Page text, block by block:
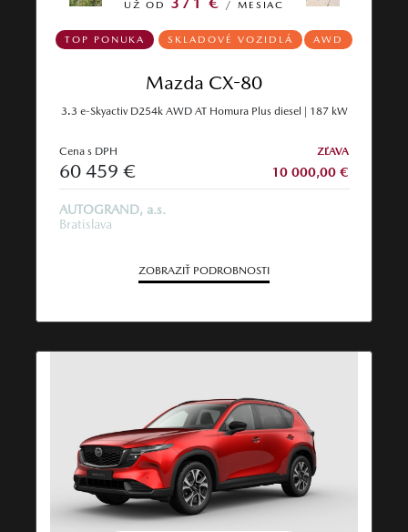
UŽ OD / MESIAC
TOP PONUKA SKLADOVÉ VOZIDLÁ AWD
Mazda CX-80
3.3 e-Skyactiv D254k AWD AT Homura Plus diesel | 187 kW
Cena s DPH
60 459 €
ZĽAVA
10 000,00 €
AUTOGRAND, a.s.
Bratislava
ZOBRAZIŤ PODROBNOSTI